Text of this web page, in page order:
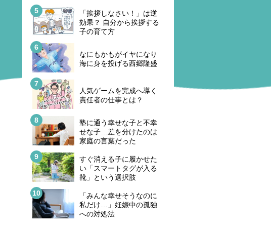
「挨拶しなさい！」は逆
効果？ 自分から挨拶する
子の育て方
なにもかもがイヤになり
海に身を投げる西郷隆盛
人気ゲームを完成へ導く
責任者の仕事とは？
塾に通う幸せな子と不幸
せな子…差を分けたのは
家庭の言葉だった
すぐ消える子に履かせた
い「スマートタグが入る
靴」という選択肢
「みんな幸せそうなのに
私だけ…」妊娠中の孤独
への対処法